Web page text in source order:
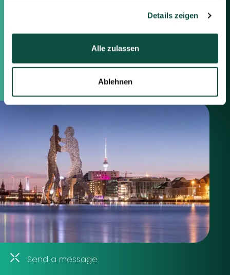
Details zeigen
Alle zulassen
Ablehnen
Saxenhammer Corporate Finance GmbH
10629 Berlin
Send a message